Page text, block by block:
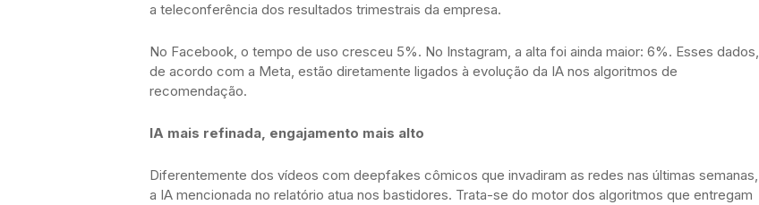
a teleconferência dos resultados trimestrais da empresa.
No Facebook, o tempo de uso cresceu 5%. No Instagram, a alta foi ainda maior: 6%. Esses dados,
de acordo com a Meta, estão diretamente ligados à evolução da IA nos algoritmos de
recomendação.
IA mais refinada, engajamento mais alto
Diferentemente dos vídeos com deepfakes cômicos que invadiram as redes nas últimas semanas,
a IA mencionada no relatório atua nos bastidores. Trata-se do motor dos algoritmos que entregam